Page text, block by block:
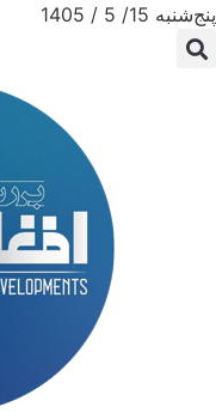
پنج‌شنبه 15/ 5 / 1405